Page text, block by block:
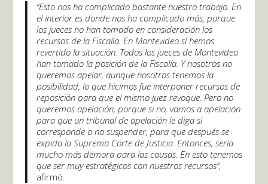
“Esto nos ha complicado bastante nuestro trabajo. En
el interior es donde nos ha complicado más, porque
los jueces no han tomado en consideración los
recursos de la Fiscalía. En Montevideo sí hemos
revertido la situación. Todos los jueces de Montevideo
han tomado la posición de la Fiscalía. Y nosotros no
queremos apelar, aunque nosotros tenemos la
posibilidad, lo que hicimos fue interponer recursos de
reposición para que el mismo juez revoque. Pero no
queremos apelación, porque si no, vamos a apelación
para que un tribunal de apelación le diga si
corresponde o no suspender, para que después se
expida la Suprema Corte de Justicia. Entonces, sería
mucho más demora para las causas. En esto tenemos
que ser muy estratégicos con nuestros recursos”,
afirmó.